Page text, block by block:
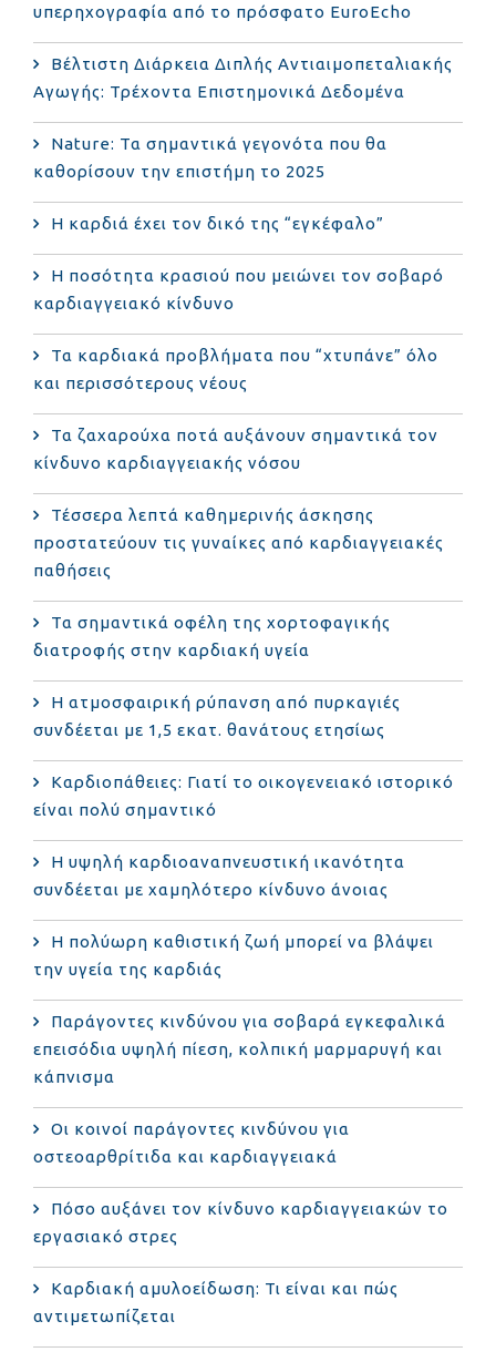
υπερηχογραφία από το πρόσφατο EuroEcho
Bέλτιστη Διάρκεια Διπλής Αντιαιμοπεταλιακής
Αγωγής: Τρέχοντα Επιστημονικά Δεδομένα
Nature: Τα σημαντικά γεγονότα που θα
καθορίσουν την επιστήμη το 2025
Η καρδιά έχει τον δικό της “εγκέφαλο”
Η ποσότητα κρασιού που μειώνει τον σοβαρό
καρδιαγγειακό κίνδυνο
Τα καρδιακά προβλήματα που “χτυπάνε” όλο
και περισσότερους νέους
Τα ζαχαρούχα ποτά αυξάνουν σημαντικά τον
κίνδυνο καρδιαγγειακής νόσου
Τέσσερα λεπτά καθημερινής άσκησης
προστατεύουν τις γυναίκες από καρδιαγγειακές
παθήσεις
Τα σημαντικά οφέλη της χορτοφαγικής
διατροφής στην καρδιακή υγεία
Η ατμοσφαιρική ρύπανση από πυρκαγιές
συνδέεται με 1,5 εκατ. θανάτους ετησίως
Καρδιοπάθειες: Γιατί το οικογενειακό ιστορικό
είναι πολύ σημαντικό
Η υψηλή καρδιοαναπνευστική ικανότητα
συνδέεται με χαμηλότερο κίνδυνο άνοιας
Η πολύωρη καθιστική ζωή μπορεί να βλάψει
την υγεία της καρδιάς
Παράγοντες κινδύνου για σοβαρά εγκεφαλικά
επεισόδια υψηλή πίεση, κολπική μαρμαρυγή και
κάπνισμα
Οι κοινοί παράγοντες κινδύνου για
οστεοαρθρίτιδα και καρδιαγγειακά
Πόσο αυξάνει τον κίνδυνο καρδιαγγειακών το
εργασιακό στρες
Καρδιακή αμυλοείδωση: Τι είναι και πώς
αντιμετωπίζεται